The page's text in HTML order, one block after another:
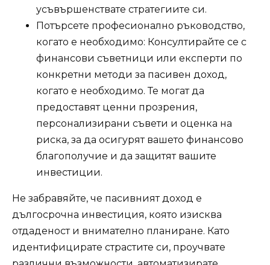
усъвършенствате стратегиите си.
Потърсете професионално ръководство,
когато е необходимо: Консултирайте се с
финансови съветници или експерти по
конкретни методи за пасивен доход,
когато е необходимо. Те могат да
предоставят ценни прозрения,
персонализирани съвети и оценка на
риска, за да осигурят вашето финансово
благополучие и да защитят вашите
инвестиции.
Не забравяйте, че пасивният доход е
дългосрочна инвестиция, която изисква
отдаденост и внимателно планиране. Като
идентифицирате страстите си, проучвате